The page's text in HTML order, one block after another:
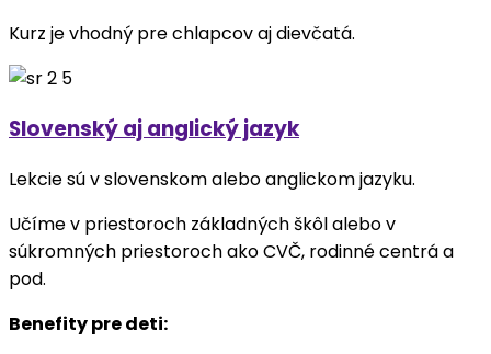
Kurz je vhodný pre chlapcov aj dievčatá.
Slovenský aj anglický jazyk
Lekcie sú v slovenskom alebo anglickom jazyku.
Učíme v priestoroch základných škôl alebo v
súkromných priestoroch ako CVČ, rodinné centrá a
pod.
Benefity pre deti: